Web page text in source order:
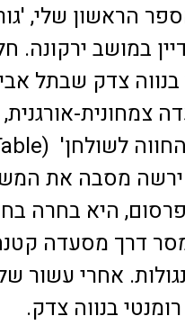
הראשון שלי,
בנווה צדק שבתל
צמחונית-
ירשה מסבה את
היא בחרה
דרך מסעדה
אחרי עשור
בנווה צדק.